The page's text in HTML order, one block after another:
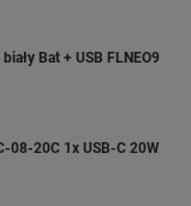
Bat + USB FLNEO9
08-20C 1x USB-C 20W